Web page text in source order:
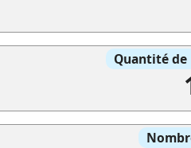
Quantité